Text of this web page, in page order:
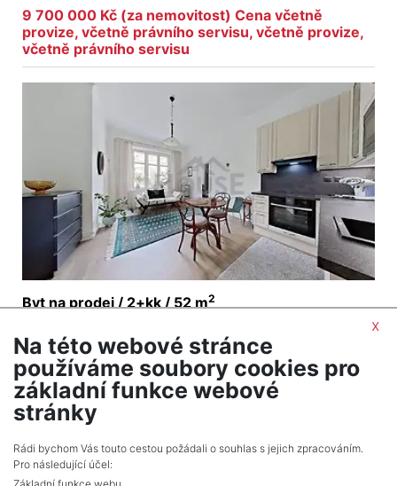
9 700 000 Kč (za nemovitost) Cena včetně
provize, včetně právního servisu, včetně provize,
včetně právního servisu
Byt na prodej / 2+kk / 52 m2
8 350 000 Kč (za nemovitost) Cena cena je
včetně provize a kompletního právního servisu
Celkem89inzerátů.
x
Na této webové stránce
používáme soubory cookies pro
základní funkce webové
stránky
Rádi bychom Vás touto cestou požádali o souhlas s jejich zpracováním.
Pro následující účel:
Základní funkce webu